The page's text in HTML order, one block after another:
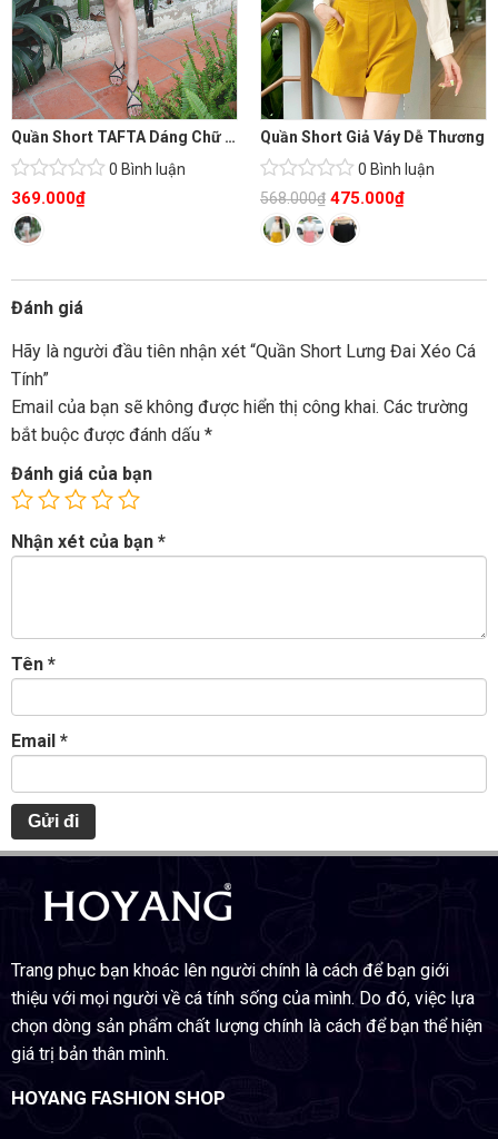
Quần Short TAFTA Dáng Chữ A Xịn Xò
0 Bình luận
369.000₫
Quần Short Giả Váy Dễ Thương
0 Bình luận
568.000₫ 475.000₫
Đánh giá
Hãy là người đầu tiên nhận xét “Quần Short Lưng Đai Xéo Cá
Tính”
Email của bạn sẽ không được hiển thị công khai. Các trường
bắt buộc được đánh dấu *
Đánh giá của bạn
Nhận xét của bạn *
Tên *
Email *
Trang phục bạn khoác lên người chính là cách để bạn giới
thiệu với mọi người về cá tính sống của mình. Do đó, việc lựa
chọn dòng sản phẩm chất lượng chính là cách để bạn thể hiện
giá trị bản thân mình.
HOYANG FASHION SHOP